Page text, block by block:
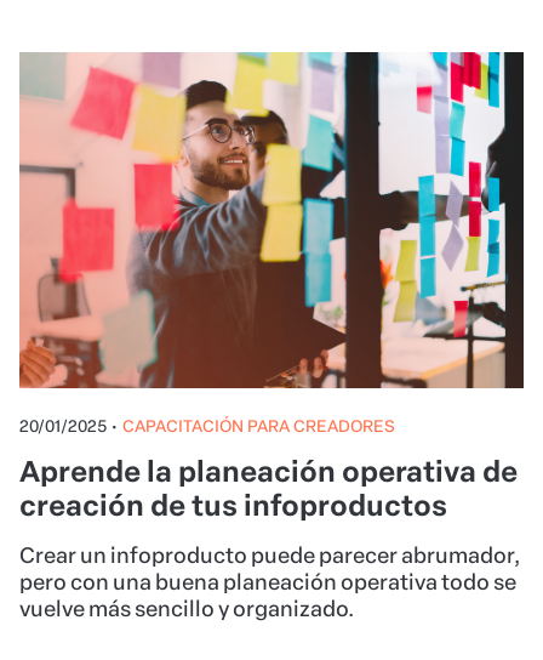
20/01/2025 • CAPACITACIÓN PARA CREADORES
Aprende la planeación operativa de
creación de tus infoproductos
Crear un infoproducto puede parecer abrumador,
pero con una buena planeación operativa todo se
vuelve más sencillo y organizado.